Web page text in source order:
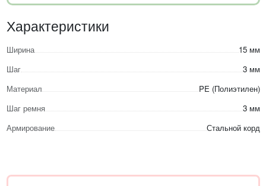
Характеристики
Ширина
15 мм
Шаг
3 мм
Материал
PE (Полиэтилен)
Шаг ремня
3 мм
Армирование
Стальной корд